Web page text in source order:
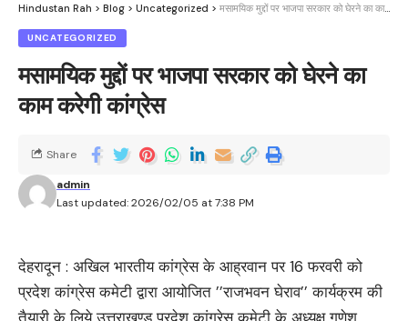
Hindustan Rah > Blog > Uncategorized > मसामयिक मुद्दों पर भाजपा सरकार को घेरने का काम करेगी कांग्रेस
UNCATEGORIZED
मसामयिक मुद्दों पर भाजपा सरकार को घेरने का
काम करेगी कांग्रेस
Last updated: 2026/02/05 at 7:38 PM
admin
Share
देहरादून : अखिल भारतीय कांग्रेस के आह्रवान पर 16 फरवरी को
प्रदेश कांग्रेस कमेटी द्वारा आयोजित ’’राजभवन घेराव’’ कार्यक्रम की